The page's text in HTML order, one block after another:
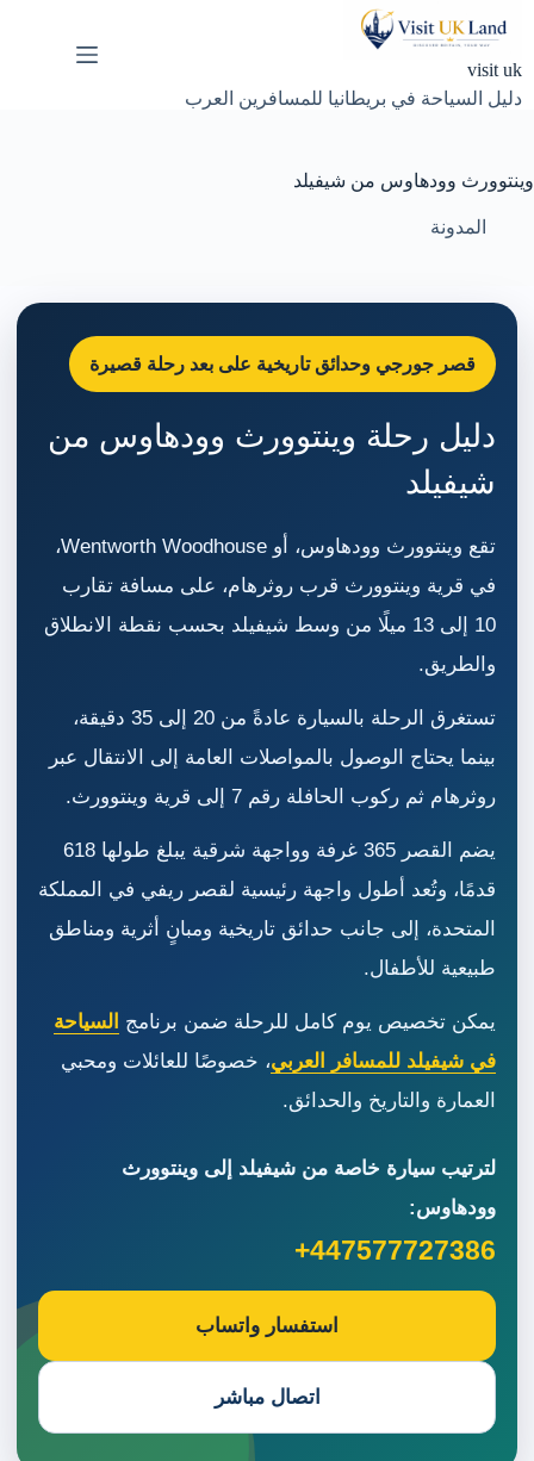
visit uk
دليل السياحة في بريطانيا للمسافرين العرب
وينتوورث وودهاوس من شيفيلد
المدونة
قصر جورجي وحدائق تاريخية على بعد رحلة قصيرة
دليل رحلة وينتوورث وودهاوس من
شيفيلد
تقع وينتوورث وودهاوس، أو Wentworth Woodhouse،
في قرية وينتوورث قرب روثرهام، على مسافة تقارب
10 إلى 13 ميلًا من وسط شيفيلد بحسب نقطة الانطلاق
والطريق.
تستغرق الرحلة بالسيارة عادةً من 20 إلى 35 دقيقة،
بينما يحتاج الوصول بالمواصلات العامة إلى الانتقال عبر
روثرهام ثم ركوب الحافلة رقم 7 إلى قرية وينتوورث.
يضم القصر 365 غرفة وواجهة شرقية يبلغ طولها 618
قدمًا، وتُعد أطول واجهة رئيسية لقصر ريفي في المملكة
المتحدة، إلى جانب حدائق تاريخية ومبانٍ أثرية ومناطق
طبيعية للأطفال.
يمكن تخصيص يوم كامل للرحلة ضمن برنامج السياحة
في شيفيلد للمسافر العربي، خصوصًا للعائلات ومحبي
العمارة والتاريخ والحدائق.
لترتيب سيارة خاصة من شيفيلد إلى وينتوورث
وودهاوس:
+447577727386
استفسار واتساب
اتصال مباشر